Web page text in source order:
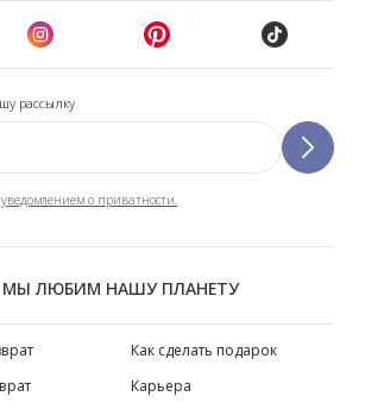
рассылку
о приватности.
МЫ ЛЮБИМ НАШУ ПЛАНЕТУ
Как сделать подарок
Карьера